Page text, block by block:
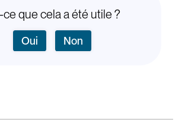
ce que cela a été utile ?
Oui Non